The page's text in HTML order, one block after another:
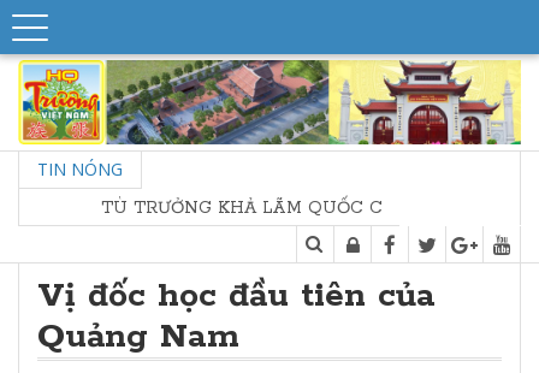
TIN NÓNG
TÙ TRƯỞNG KHẢ LÃM QUỐC CÔNG, SƠN LÂM
Vị đốc học đầu tiên của
Quảng Nam